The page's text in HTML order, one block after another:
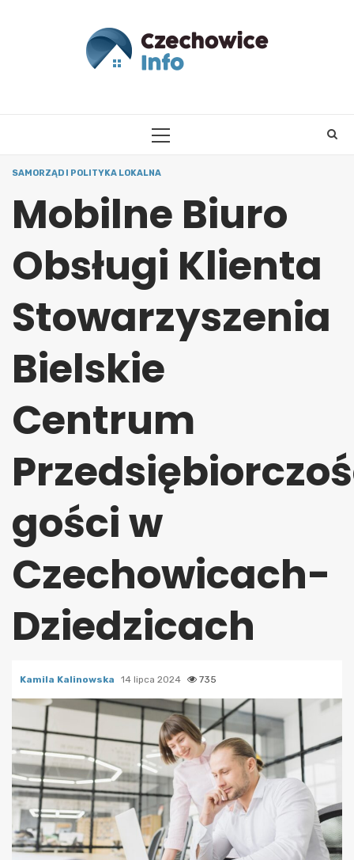
PRIMARY
SAMORZĄD I POLITYKA LOKALNA
Mobilne Biuro
Obsługi Klienta
Stowarzyszenia
Bielskie
Centrum
gości w
Czechowicach-
Dziedzicach
Kamila Kalinowska 14 lipca 2024 735